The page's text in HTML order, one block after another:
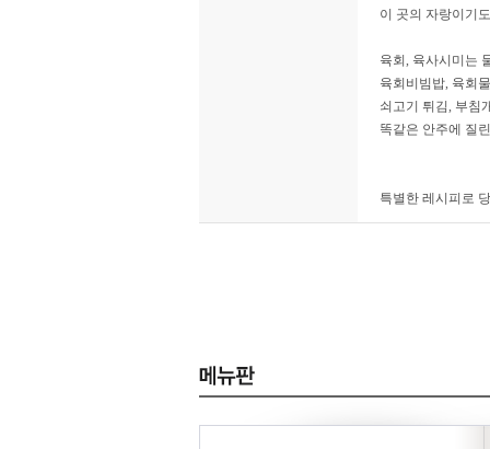
이 곳의 자랑이기
육회, 육사시미는
육회비빔밥, 육회
쇠고기 튀김, 부침
똑같은 안주에 질
특별한 레시피로